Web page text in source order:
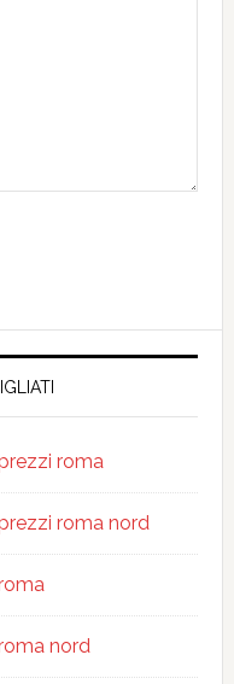
roma
roma nord
nord